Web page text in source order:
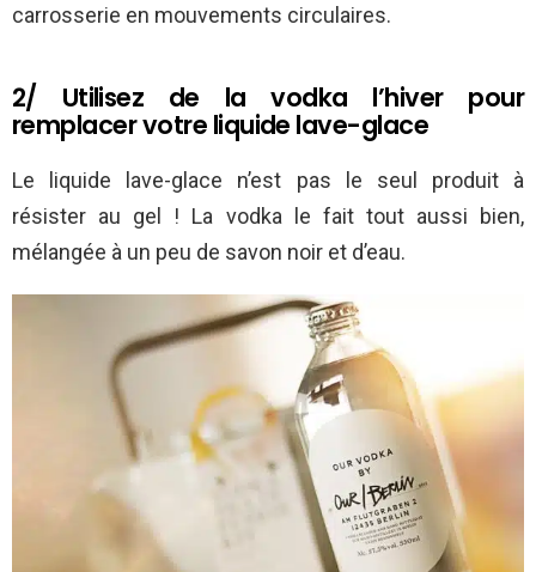
carrosserie en mouvements circulaires.
2/ Utilisez de la vodka l’hiver pour
remplacer votre liquide lave-glace
Le liquide lave-glace n’est pas le seul produit à
résister au gel ! La vodka le fait tout aussi bien,
mélangée à un peu de savon noir et d’eau.